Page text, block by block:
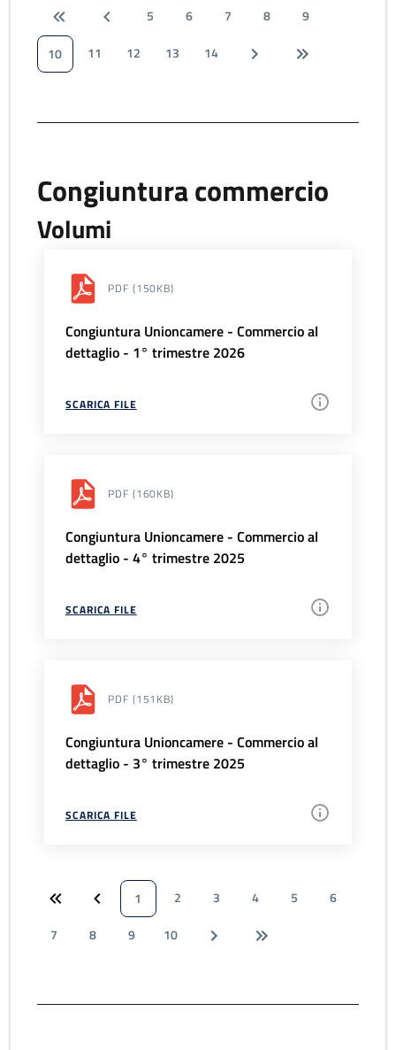
5 6 7 8
9
10
11 12 13 14
Congiuntura commercio
Volumi
PDF (150KB)
Congiuntura Unioncamere - Commercio al
dettaglio - 1° trimestre 2026
SCARICA FILE
PDF (160KB)
Congiuntura Unioncamere - Commercio al
dettaglio - 4° trimestre 2025
SCARICA FILE
PDF (151KB)
Congiuntura Unioncamere - Commercio al
dettaglio - 3° trimestre 2025
SCARICA FILE
1 2 3 4 5
6
7
8 9 10